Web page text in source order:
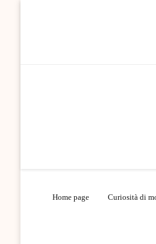
Home page Curiosità di